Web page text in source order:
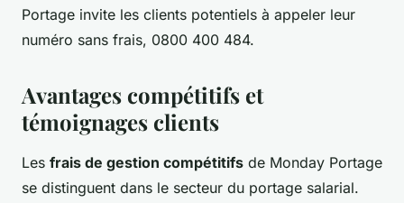
Portage invite les clients potentiels à appeler leur
numéro sans frais, 0800 400 484.
Avantages compétitifs et
témoignages clients
Les frais de gestion compétitifs de Monday Portage
se distinguent dans le secteur du portage salarial.